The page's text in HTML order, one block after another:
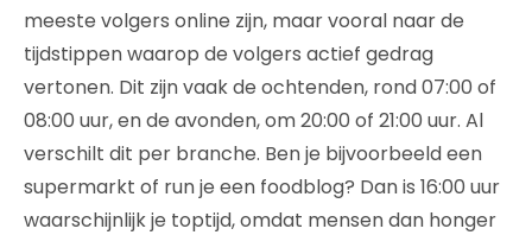
meeste volgers online zijn, maar vooral naar de
tijdstippen waarop de volgers actief gedrag
vertonen. Dit zijn vaak de ochtenden, rond 07:00 of
08:00 uur, en de avonden, om 20:00 of 21:00 uur. Al
verschilt dit per branche. Ben je bijvoorbeeld een
supermarkt of run je een foodblog? Dan is 16:00 uur
waarschijnlijk je toptijd, omdat mensen dan honger